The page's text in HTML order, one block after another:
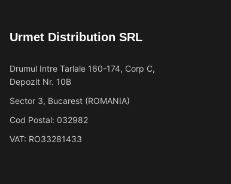
Urmet Distribution SRL
Drumul Intre Tarlale 160-174, Corp C,
Depozit Nr. 10B
Sector 3, Bucarest (ROMANIA)
Cod Postal: 032982
VAT: RO33281433